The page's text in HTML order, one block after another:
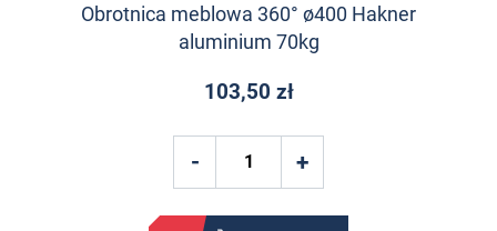
Obrotnica meblowa 360° ø400 Hakner
aluminium 70kg
103,50 zł